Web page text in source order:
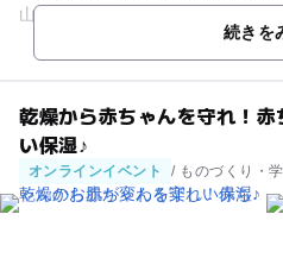
山荘東京の外壁傍からはじまり、
続きを
乾燥から赤ちゃんを守れ！
い保湿♪
オンラインイベント / ものづくり・